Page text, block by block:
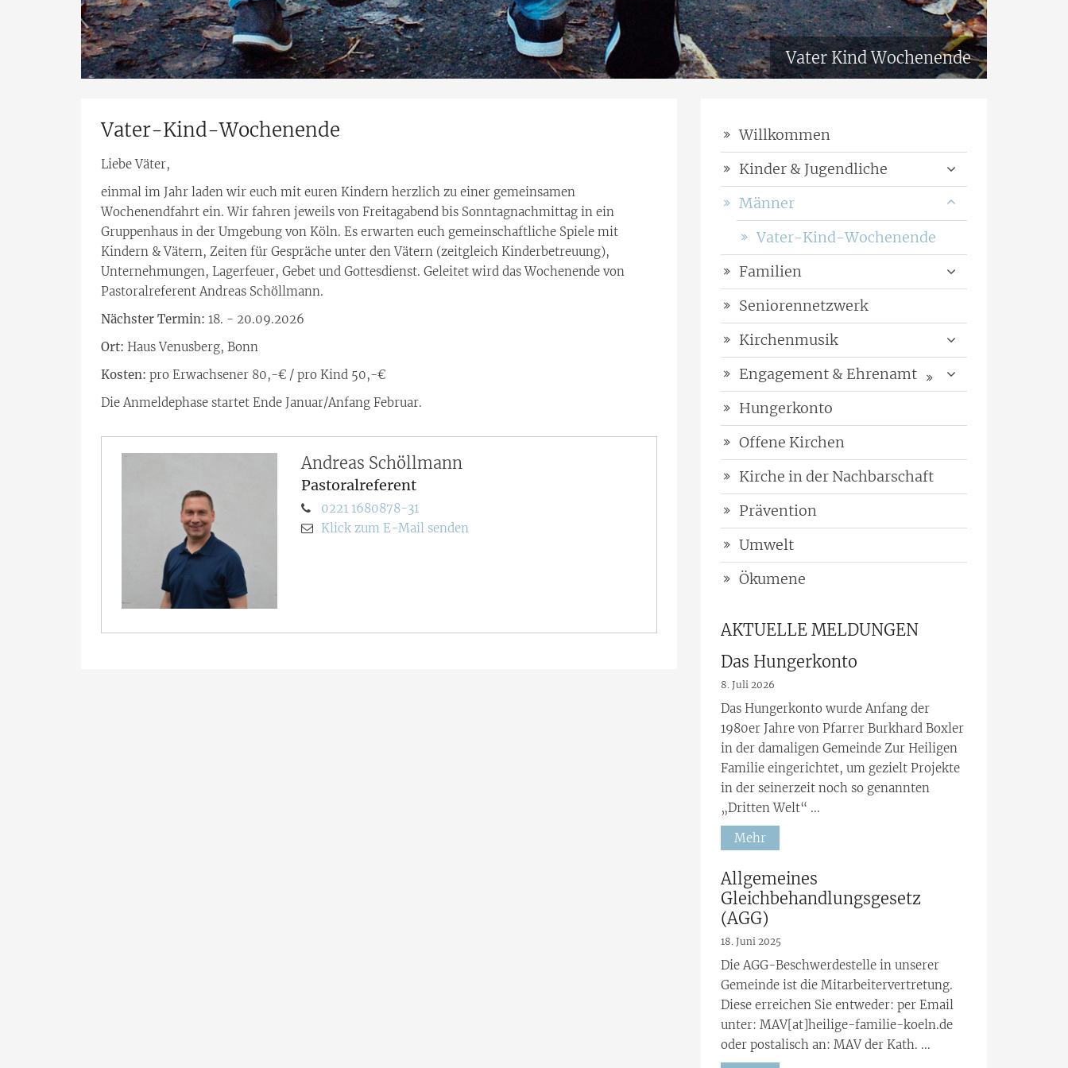
Vater Kind Wochenende
Vater-Kind-Wochenende
Liebe Väter,
einmal im Jahr laden wir euch mit euren Kindern herzlich zu einer gemeinsamen
Wochenendfahrt ein. Wir fahren jeweils von Freitagabend bis Sonntagnachmittag in ein
Gruppenhaus in der Umgebung von Köln. Es erwarten euch gemeinschaftliche Spiele mit
Kindern & Vätern, Zeiten für Gespräche unter den Vätern (zeitgleich Kinderbetreuung),
Unternehmungen, Lagerfeuer, Gebet und Gottesdienst. Geleitet wird das Wochenende von
Pastoralreferent Andreas Schöllmann.
Nächster Termin: 18. - 20.09.2026
Ort: Haus Venusberg, Bonn
Kosten: pro Erwachsener 80,-€ / pro Kind 50,-€
Die Anmeldephase startet Ende Januar/Anfang Februar.
Andreas Schöllmann
Pastoralreferent
0221 1680878-31
Klick zum E-Mail senden
Willkommen
Kinder & Jugendliche
Männer
Vater-Kind-Wochenende
Familien
Seniorennetzwerk
Kirchenmusik
Engagement & Ehrenamt
Hungerkonto
Offene Kirchen
Kirche in der Nachbarschaft
Prävention
Umwelt
Ökumene
AKTUELLE MELDUNGEN
Das Hungerkonto
8. Juli 2026
Das Hungerkonto wurde Anfang der
1980er Jahre von Pfarrer Burkhard Boxler
in der damaligen Gemeinde Zur Heiligen
Familie eingerichtet, um gezielt Projekte
in der seinerzeit noch so genannten
„Dritten Welt“ ...
Mehr
Allgemeines
Gleichbehandlungsgesetz
(AGG)
18. Juni 2025
Die AGG-Beschwerdestelle in unserer
Gemeinde ist die Mitarbeitervertretung.
Diese erreichen Sie entweder: per Email
unter: MAV[at]heilige-familie-koeln.de
oder postalisch an: MAV der Kath. ...